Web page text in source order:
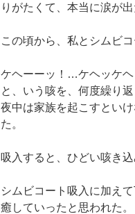
りがたくて、本当に涙が出
この頃から、私とシムビ
ケヘーーッ！…ケヘッケ
と、いう咳を、何度繰り
夜中は家族を起こすとい
た。
吸入すると、ひどい咳き込
シムビコート吸入に加え
癒していったと思われた。